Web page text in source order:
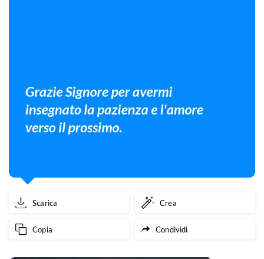
Scarica Crea
Copia Condividi